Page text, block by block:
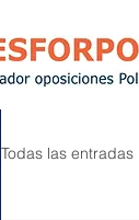
Todas las entradas